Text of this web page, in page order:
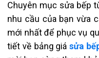
Chuyên mục sửa bếp
nhu cầu của bạn vừa
mới nhất để phục vụ
tiết về bảng giá sửa